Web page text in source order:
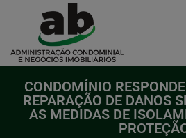
CONDOMÍNIO
REPARAÇÃO DE DANOS
AS MEDIDAS DE